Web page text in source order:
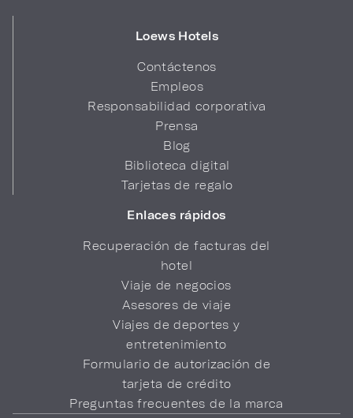
Loews Hotels
Contáctenos
Empleos
Responsabilidad corporativa
Prensa
Blog
Biblioteca digital
Tarjetas de regalo
Enlaces rápidos
Recuperación de facturas del
hotel
Viaje de negocios
Asesores de viaje
Viajes de deportes y
entretenimiento
Formulario de autorización de
tarjeta de crédito
Preguntas frecuentes de la marca